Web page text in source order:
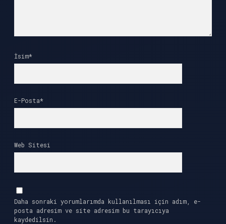
İsim*
E-Posta*
Web Sitesi
Daha sonraki yorumlarımda kullanılması için adım, e-
posta adresim ve site adresim bu tarayıcıya
kaydedilsin.